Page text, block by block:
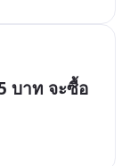
บาท จะซื้อ